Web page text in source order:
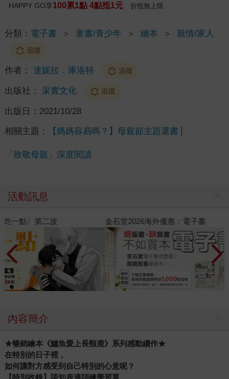
HAPPY GO享100累1點 4點抵1元 折抵無上限
分類： 電子書 ＞ 童書/青少年 ＞ 繪本 ＞ 親情/家人
追蹤
作者： 達妮拉．庫洛特 追蹤
出版社： 采實文化 追蹤
出版日： 2021/10/28
相關主題： 【媽媽容易嗎？】母親節主題選書
「致敬母親」深度閱讀
活動訊息
金石堂2026海外優惠：電子書
內容簡介
★暢銷繪本《鱷魚愛上長頸鹿》系列感動續作★
在特別的日子裡，
如何讓對方感受到自己特別的心意呢？
【特別收錄】認知表達訓練學習單